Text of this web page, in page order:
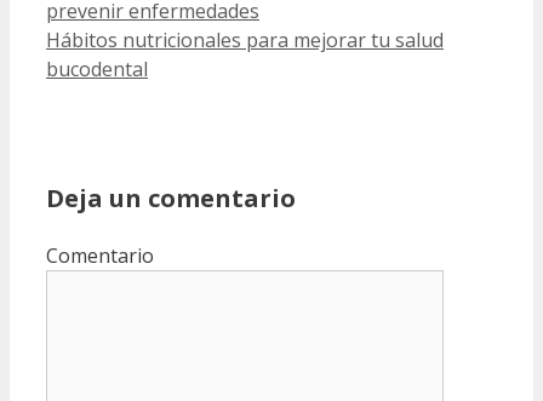
prevenir enfermedades
Hábitos nutricionales para mejorar tu salud
bucodental
Deja un comentario
Comentario